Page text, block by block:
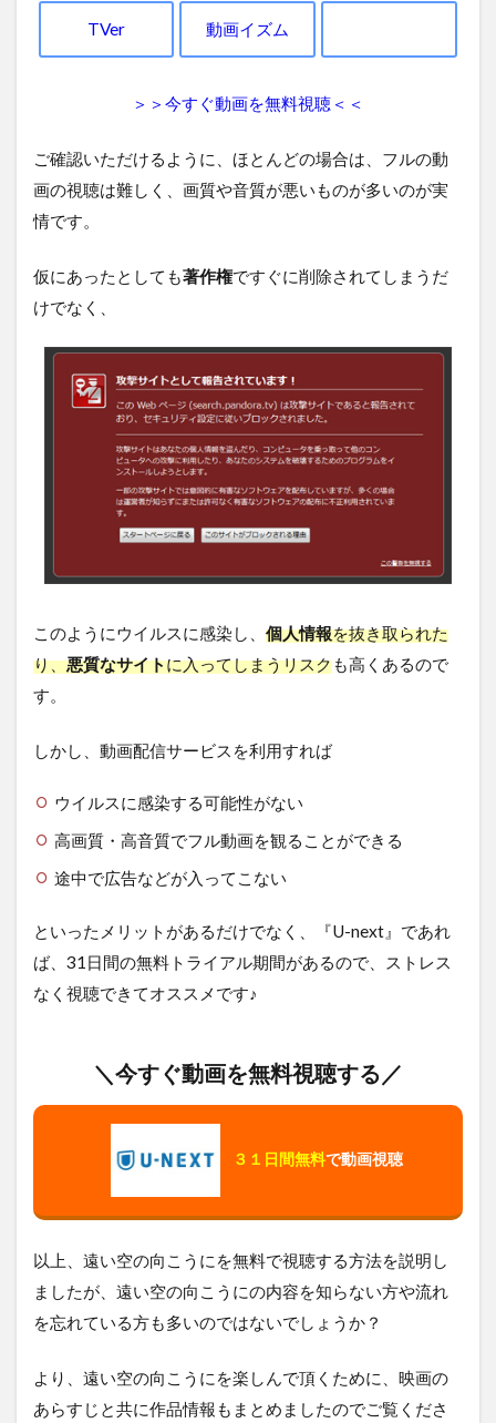
TVer 動画イズム
＞＞今すぐ動画を無料視聴＜＜
ご確認いただけるように、ほとんどの場合は、フルの動
画の視聴は難しく、画質や音質が悪いものが多いのが実
情です。
仮にあったとしても著作権ですぐに削除されてしまうだ
けでなく、
このようにウイルスに感染し、 個人情報を抜き取られた
り、悪質なサイトに入ってしまうリスクも高くあるので
す。
しかし、動画配信サービスを利用すれば
ウイルスに感染する可能性がない
高画質・高音質でフル動画を観ることができる
途中で広告などが入ってこない
といったメリットがあるだけでなく、『U-next』であれ
ば、31日間の無料トライアル期間があるので、ストレス
なく視聴できてオススメです♪
＼今すぐ動画を無料視聴する／
３１日間無料で動画視聴
以上、遠い空の向こうにを無料で視聴する方法を説明し
ましたが、遠い空の向こうにの内容を知らない方や流れ
を忘れている方も多いのではないでしょうか？
より、遠い空の向こうにを楽しんで頂くために、映画の
あらすじと共に作品情報もまとめましたのでご覧くださ